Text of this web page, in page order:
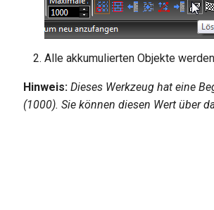
Alle akkumulierten Objekte
Hinweis: Dieses Werkzeug hat eine
(1000). Sie können diesen Wert über